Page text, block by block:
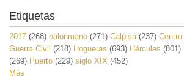
Etiquetas
2017 (268) balonmano (271) Calpisa(237) Centro
Guerra Civil (218) Hogueras (693) Hércules (801)
(269) Puerto (229) siglo XIX (452)
Más